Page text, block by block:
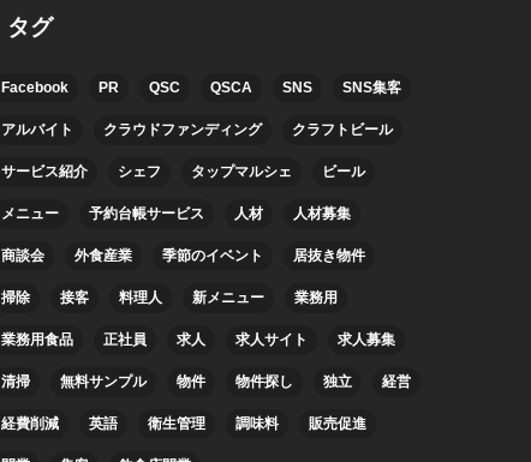
タグ
Facebook PR QSC QSCA SNS SNS集客
アルバイト クラウドファンディング クラフトビール
サービス紹介 シェフ タップマルシェ ビール
メニュー 予約台帳サービス 人材 人材募集
商談会 外食産業 季節のイベント 居抜き物件
掃除 接客 料理人 新メニュー 業務用
業務用食品 正社員 求人 求人サイト 求人募集
清掃 無料サンプル 物件 物件探し 独立 経営
経費削減 英語 衛生管理 調味料 販売促進